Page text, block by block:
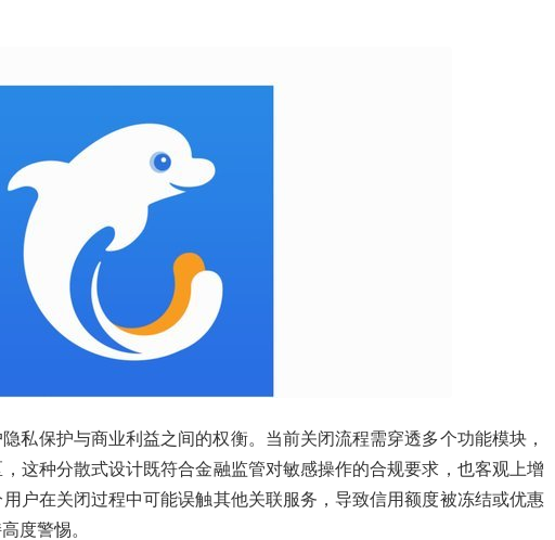
私保护与商业利益之间的权衡。当前关闭流程需穿透多个功能模块，
这种分散式设计既符合金融监管对敏感操作的合规要求，也客观上增
户在关闭过程中可能误触其他关联服务，导致信用额度被冻结或优惠
度警惕。